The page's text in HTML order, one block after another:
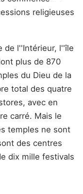
religieuses
de l''Intérieur, l''île
plus de 870
du Dieu de la
total des quatre
avec en
carré. Mais le
temples ne sont
des centres
dix mille festivals